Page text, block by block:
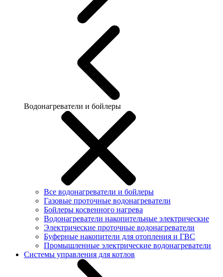
Водонагреватели и бойлеры
Все водонагреватели и бойлеры
Газовые проточные водонагреватели
Бойлеры косвенного нагрева
Водонагреватели накопительные электрические
Электрические проточные водонагреватели
Буферные накопители для отопления и ГВС
Промышленные электрические водонагреватели
Системы управления для котлов